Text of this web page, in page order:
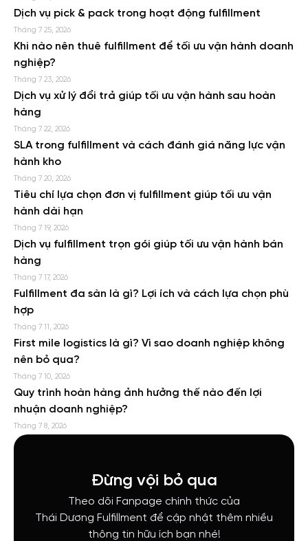
Dịch vụ pick & pack trong hoạt động fulfillment
Tháng 7 25, 2026
Khi nào nên thuê fulfillment để tối ưu vận hành doanh
nghiệp?
Tháng 7 23, 2026
Dịch vụ xử lý đổi trả giúp tối ưu vận hành sau hoàn
hàng
Tháng 7 22, 2026
SLA trong fulfillment và cách đánh giá năng lực vận
hành kho
Tháng 7 20, 2026
Tiêu chí lựa chọn đơn vị fulfillment giúp tối ưu vận
hành dài hạn
Tháng 7 19, 2026
Dịch vụ fulfillment trọn gói giúp tối ưu vận hành bán
hàng
Tháng 7 17, 2026
Fulfillment đa sàn là gì? Lợi ích và cách lựa chọn phù
hợp
Tháng 7 11, 2026
First mile logistics là gì? Vì sao doanh nghiệp không
nên bỏ qua?
Tháng 7 10, 2026
Quy trình hoàn hàng ảnh hưởng thế nào đến lợi
nhuận doanh nghiệp?
Tháng 7 8, 2026
Đừng vội bỏ qua
Theo dõi Fanpage chính thức của
Thái Dương Fulfillment để cập nhật thêm nhiều
thông tin hữu ích bạn nhé!